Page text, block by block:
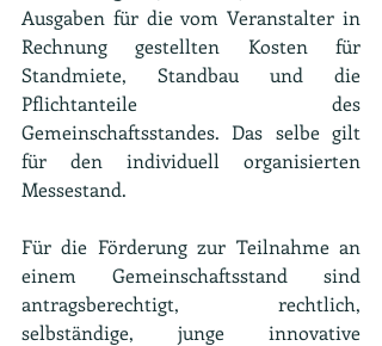
Ausgaben für die vom Veranstalter in
Rechnung gestellten Kosten für
Standmiete, Standbau und die
Pflichtanteile des
Gemeinschaftsstandes. Das selbe gilt
für den individuell organisierten
Messestand.
Für die Förderung zur Teilnahme an
einem Gemeinschaftsstand sind
antragsberechtigt, rechtlich,
selbständige, junge innovative